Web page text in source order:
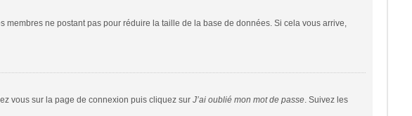
membres ne postant pas pour réduire la taille de la base de données. Si cela vous arrive,
vous sur la page de connexion puis cliquez sur J’ai oublié mon mot de passe. Suivez les